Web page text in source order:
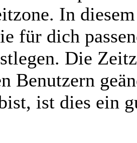
In
für dich
Die
Benutzern
ist dies ein